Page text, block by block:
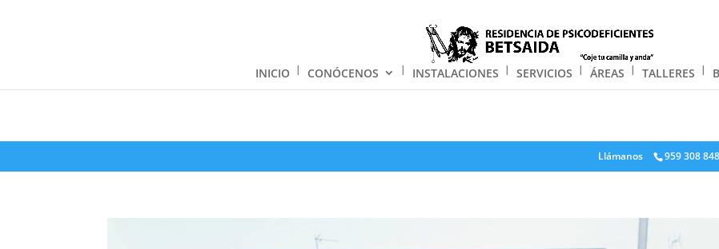
Llámanos 959 308 848
INICIO CONÓCENOS INSTALACIONES SERVICIOS ÁREAS TALLERES